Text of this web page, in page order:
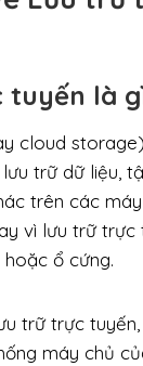
tuyến là
cloud
trữ dữ liệu,
trên các
vì lưu trữ trực
ổ cứng.
trữ trực
máy chủ